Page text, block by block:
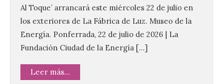
Al Toque’ arrancará este miércoles 22 de julio en
los exteriores de La Fábrica de Luz. Museo de la
Energía. Ponferrada, 22 de julio de 2026 | La
Fundación Ciudad de la Energía […]
Leer más...